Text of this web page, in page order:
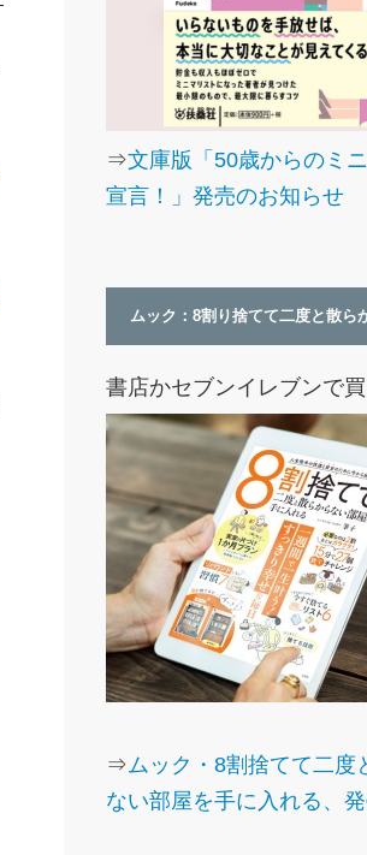
⇒文庫版「50歳からのミ
宣言！」発売のお知らせ
ムック：8割り捨てて二度と散ら
書店かセブンイレブンで買
⇒ムック・8割捨てて二度
ない部屋を手に入れる、